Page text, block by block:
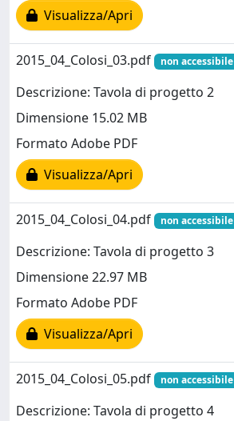
Visualizza/Apri
2015_04_Colosi_03.pdf non accessibile
Descrizione: Tavola di progetto 2
Dimensione 15.02 MB
Formato Adobe PDF
Visualizza/Apri
2015_04_Colosi_04.pdf non accessibile
Descrizione: Tavola di progetto 3
Dimensione 22.97 MB
Formato Adobe PDF
Visualizza/Apri
2015_04_Colosi_05.pdf non accessibile
Descrizione: Tavola di progetto 4